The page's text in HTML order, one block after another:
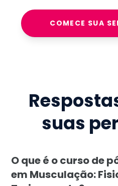
COMECE SUA
suas
O que é o curso de
em Musculação: